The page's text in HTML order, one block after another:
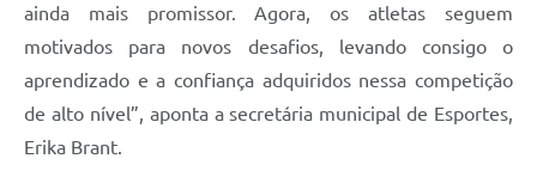
ainda mais promissor. Agora, os atletas seguem
motivados para novos desafios, levando consigo o
aprendizado e a confiança adquiridos nessa competição
de alto nível”, aponta a secretária municipal de Esportes,
Erika Brant.